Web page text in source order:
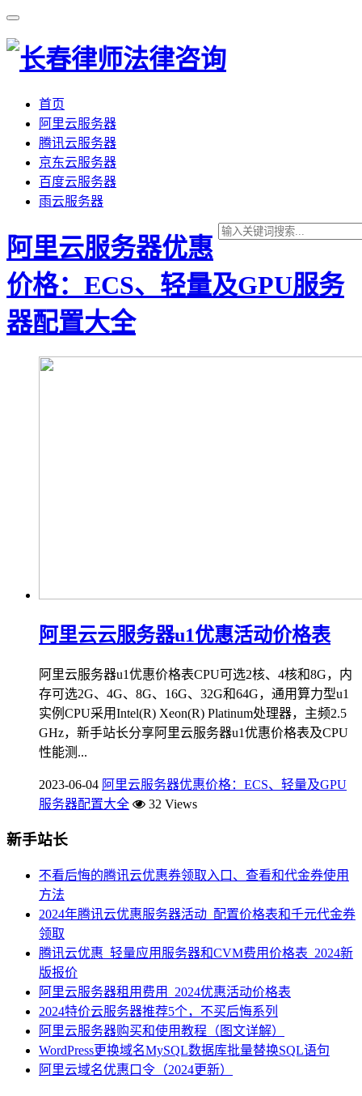
首页
阿里云服务器
腾讯云服务器
京东云服务器
百度云服务器
雨云服务器
阿里云服务器优惠
价格：ECS、轻量及GPU服务
器配置大全
阿里云云服务器u1优惠活动价格表
阿里云服务器u1优惠价格表CPU可选2核、4核和8G，内
存可选2G、4G、8G、16G、32G和64G，通用算力型u1
实例CPU采用Intel(R) Xeon(R) Platinum处理器，主频2.5
GHz，新手站长分享阿里云服务器u1优惠价格表及CPU
性能测...
2023-06-04 阿里云服务器优惠价格：ECS、轻量及GPU
服务器配置大全
32 Views
新手站长
不看后悔的腾讯云优惠券领取入口、查看和代金券使用
方法
2024年腾讯云优惠服务器活动_配置价格表和千元代金券
领取
腾讯云优惠_轻量应用服务器和CVM费用价格表_2024新
版报价
阿里云服务器租用费用_2024优惠活动价格表
2024特价云服务器推荐5个，不买后悔系列
阿里云服务器购买和使用教程（图文详解）
WordPress更换域名MySQL数据库批量替换SQL语句
阿里云域名优惠口令（2024更新）